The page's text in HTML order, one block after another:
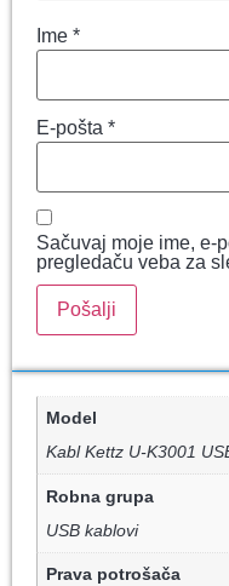
Ime *
E-pošta *
Sačuvaj moje ime, e-
pregledaču veba za
Model
Kabl Kettz U-K3001
Robna grupa
USB kablovi
Prava potrošača